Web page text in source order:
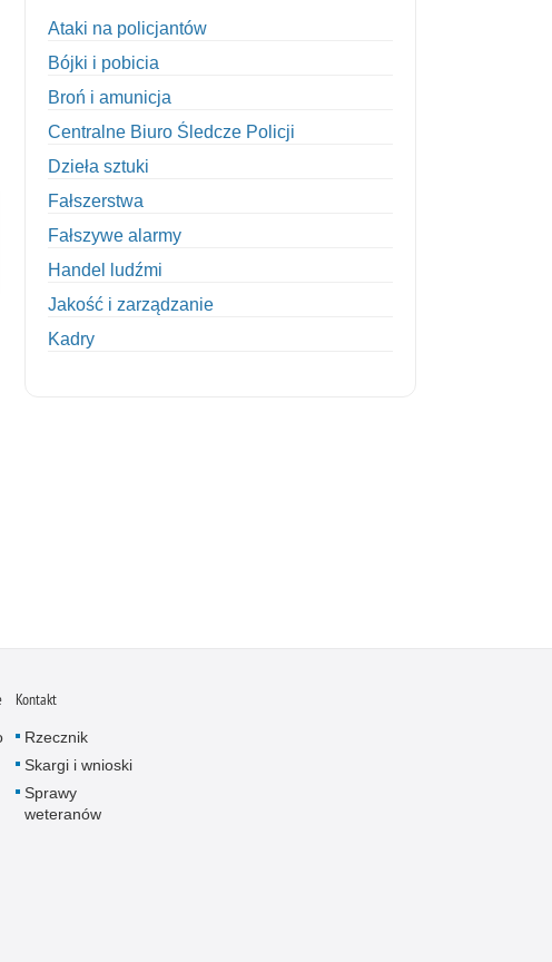
Ataki na policjantów
Bójki i pobicia
Broń i amunicja
Centralne Biuro Śledcze Policji
Dzieła sztuki
Fałszerstwa
Fałszywe alarmy
Handel ludźmi
Jakość i zarządzanie
Kadry
Nietrzeźwi kierujący
Nietrzeźwi opiekunowie
Kontakt
Rzecznik
Skargi i wnioski
Sprawy
weteranów